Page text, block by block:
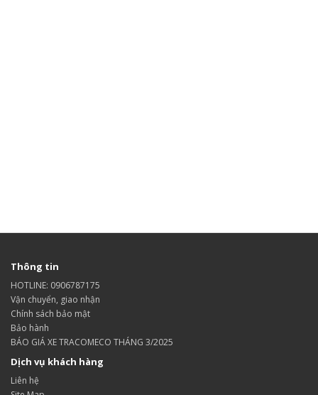
Thông tin
HOTLINE: 0906787175
Vận chuyển, giao nhận
Chính sách bảo mật
Bảo hành
BÁO GIÁ XE TRACOMECO THÁNG 3/2025
Dịch vụ khách hàng
Liên hệ